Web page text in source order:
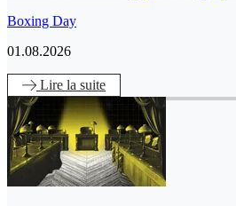
Boxing Day
01.08.2026
Lire la suite